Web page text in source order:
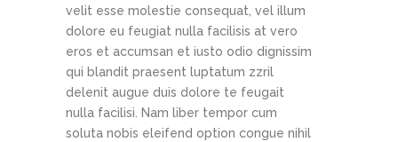
velit esse molestie consequat, vel illum
dolore eu feugiat nulla facilisis at vero
eros et accumsan et iusto odio dignissim
qui blandit praesent luptatum zzril
delenit augue duis dolore te feugait
nulla facilisi. Nam liber tempor cum
soluta nobis eleifend option congue nihil